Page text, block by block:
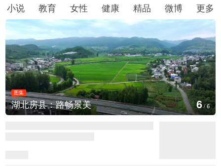
小说
教育 女性 健康 精品 微博 更多
图集
德国：巴特施瓦尔巴赫森林野火 1/6